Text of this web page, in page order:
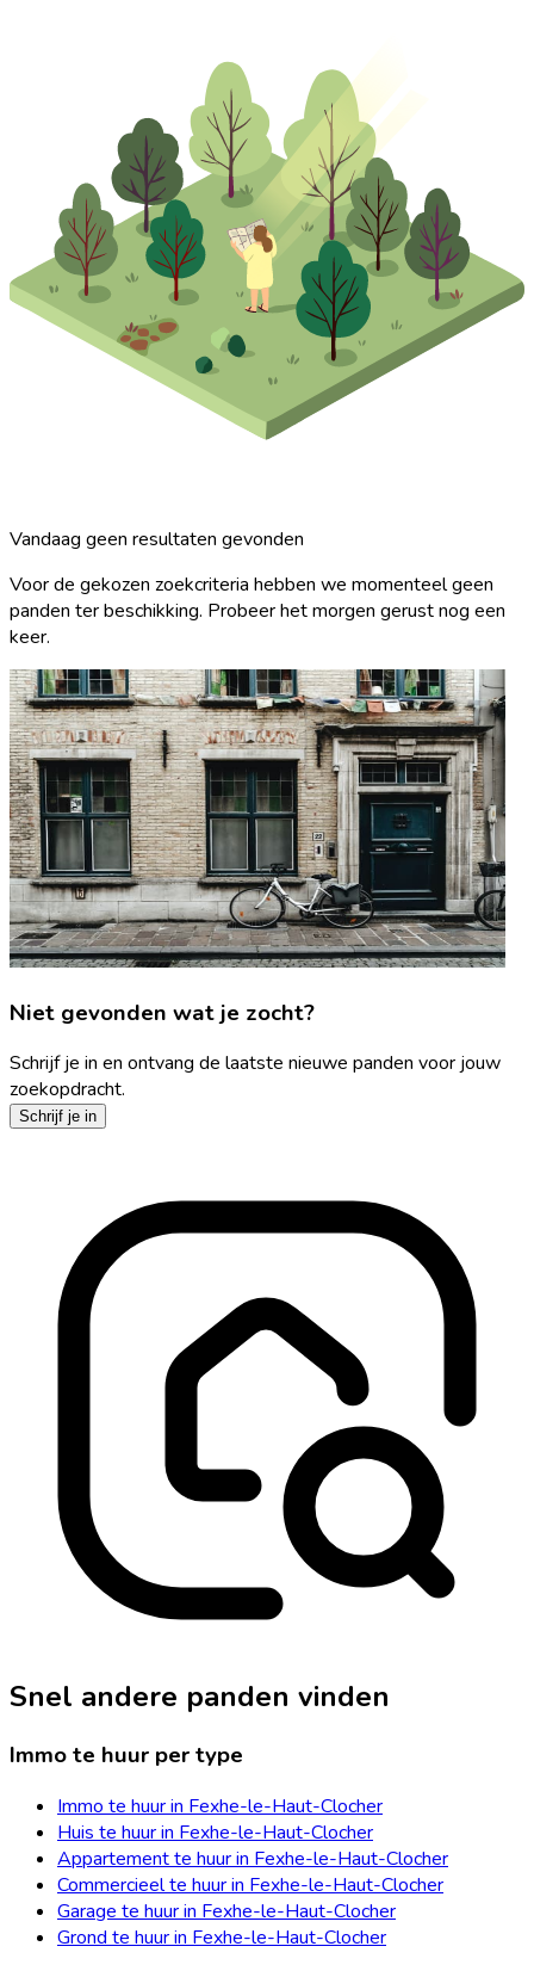
Vandaag geen resultaten gevonden
Voor de gekozen zoekcriteria hebben we momenteel geen
panden ter beschikking. Probeer het morgen gerust nog een
keer.
Niet gevonden wat je zocht?
Schrijf je in en ontvang de laatste nieuwe panden voor jouw
zoekopdracht.
Schrijf je in
Snel andere panden vinden
Immo te huur per type
Immo te huur in Fexhe-le-Haut-Clocher
Huis te huur in Fexhe-le-Haut-Clocher
Appartement te huur in Fexhe-le-Haut-Clocher
Commercieel te huur in Fexhe-le-Haut-Clocher
Garage te huur in Fexhe-le-Haut-Clocher
Grond te huur in Fexhe-le-Haut-Clocher